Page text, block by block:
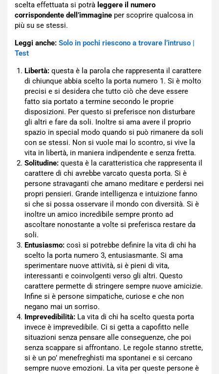
scelta effettuata si potrà leggere il numero
corrispondente dell’immagine per scoprire qualcosa in
più su se stessi.
Leggi anche: Solo in pochi riescono a trovare l’intruso |
Test
Libertà: questa è la parola che rappresenta il carattere
di chiunque abbia scelto la porta numero 1. Si è molto
precisi e si desidera che tutto ciò che deve essere
fatto sia portato a termine secondo le proprie
disposizioni. Per questo si preferisce non disturbare
gli altri e fare da soli. Inoltre si ama avere il proprio
spazio in special modo quando si può rimanere da soli
con se stessi. Non si vuole mai lo scontro, si vive la
vita in libertà, in maniera indipendente e senza fretta.
Solitudine: questa è la caratteristica che rappresenta il
carattere di chi avrebbe varcato questa porta. Si è
persone stravaganti che amano meditare e perdersi nei
propri pensieri. Grande intelligenza e intuizione fanno
si che si possa osservare il mondo con diversità. Si è
inoltre un amico incredibile sempre pronto ad
ascoltare nonostante a volte si preferisca restare da
soli.
Entusiasmo: così si potrebbe definire la vita di chi ha
scelto la porta numero 3, entusiasmante. Si ama
sperimentare nuove attività, si è pieni di vita,
interessanti e coinvolgenti verso gli altri. Questo
carattere permette di stringere sempre nuove amicizie.
Infine si è persone simpatiche, curiose e che non
negano mai un sorriso.
Imprevedibilità: La vita di chi ha scelto questa porta
invece è imprevedibile. Ci si getta a capofitto nelle
situazioni senza pensare alle conseguenze, che poi
senza scappare si affrontano. Le regole stanno strette,
si è un po’ menefreghisti ma spontanei e si cercano
sempre nuove emozioni. La vita per queste persone è